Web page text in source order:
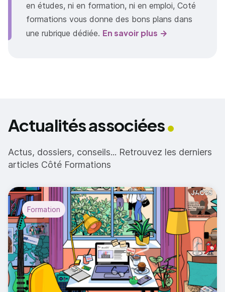
en études, ni en formation, ni en emploi, Coté
formations vous donne des bons plans dans
une rubrique dédiée. En savoir plus
Actualités associées
Actus, dossiers, conseils... Retrouvez les derniers
articles Côté Formations
Formation